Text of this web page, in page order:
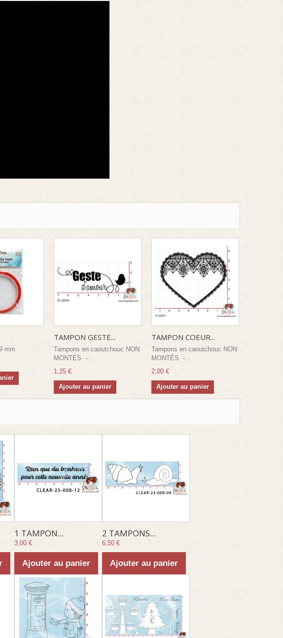
mm
TAMPON GESTE...
Tampons en caoutchouc NON
MONTÉS -...
1,25 €
Ajouter au panier
TAMPON COEUR...
Tampons en caoutchouc NON
MONTÉS -...
2,00 €
Ajouter au panier
1 TAMPON...
3,00 €
Ajouter au panier
2 TAMPONS...
6,50 €
Ajouter au panier